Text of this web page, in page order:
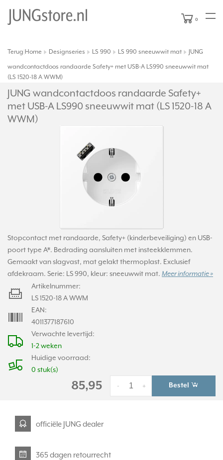
0
Terug Home Designseries LS 990 LS 990 sneeuwwit mat JUNG
wandcontactdoos randaarde Safety+ met USB-A LS990 sneeuwwit mat
(LS 1520-18 A WWM)
JUNG wandcontactdoos randaarde Safety+
met USB-A LS990 sneeuwwit mat (LS 1520-18 A
WWM)
Stopcontact met randaarde, Safety+ (kinderbeveiliging) en USB-
poort type A*. Bedrading aansluiten met insteekklemmen.
Gemaakt van slagvast, mat gelakt thermoplast. Exclusief
afdekraam. Serie: LS 990, kleur: sneeuwwit mat. Meer informatie »
Verwachte levertijd:
1-2 weken
Huidige voorraad:
0 stuk(s)
Artikelnummer:
LS 1520-18 A WWM
EAN:
4011377187610
85,95 +
- Bestel
officiële JUNG dealer
365 dagen retourrecht